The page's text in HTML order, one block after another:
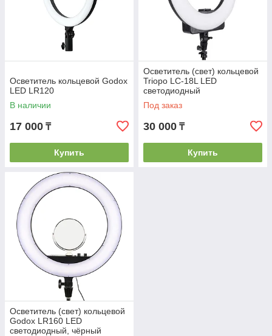
Осветитель кольцевой Godox
LED LR120
В наличии
17 000 ₸
Купить
Осветитель (свет) кольцевой
Triopo LC-18L LED
светодиодный
Под заказ
30 000 ₸
Купить
Осветитель (свет) кольцевой
Godox LR160 LED
светодиодный, чёрный